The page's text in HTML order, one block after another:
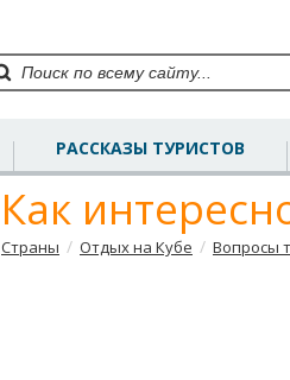
РАССКАЗЫ ТУРИСТОВ
Как
Страны / Отдых на Кубе / Вопросы